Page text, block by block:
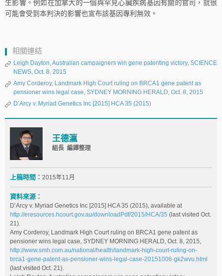
生影響。例如在加拿大的一個與罕見心臟疾病基因有關的官司，就很
可能會受到本判決的影響也宣布該基因專利無效。
相關連結
Leigh Dayton, Australian campaigners win gene patenting victory, SCIENCE
NEWS, Oct. 8, 2015
Amy Corderoy, Landmark High Court ruling on BRCA1 gene patent as
pensioner wins legal case, SYDNEY MORNING HERALD, Oct. 8, 2015
D’Arcy v. Myriad Genetics Inc [2015] HCA 35 (2015)
王德瀛
組長 編譯整理
上稿時間： 2015年11月
資料來源：
D’Arcy v. Myriad Genetics Inc [2015] HCA 35 (2015), available at
http://eresources.hcourt.gov.au/downloadPdf/2015/HCA/35 (last visited Oct.
21).
Amy Corderoy, Landmark High Court ruling on BRCA1 gene patent as
pensioner wins legal case, SYDNEY MORNING HERALD, Oct. 8, 2015,
http://www.smh.com.au/national/health/landmark-high-court-ruling-on-
brca1-gene-patent-as-pensioner-wins-legal-case-20151006-gk2wvu.html
(last visited Oct. 21).